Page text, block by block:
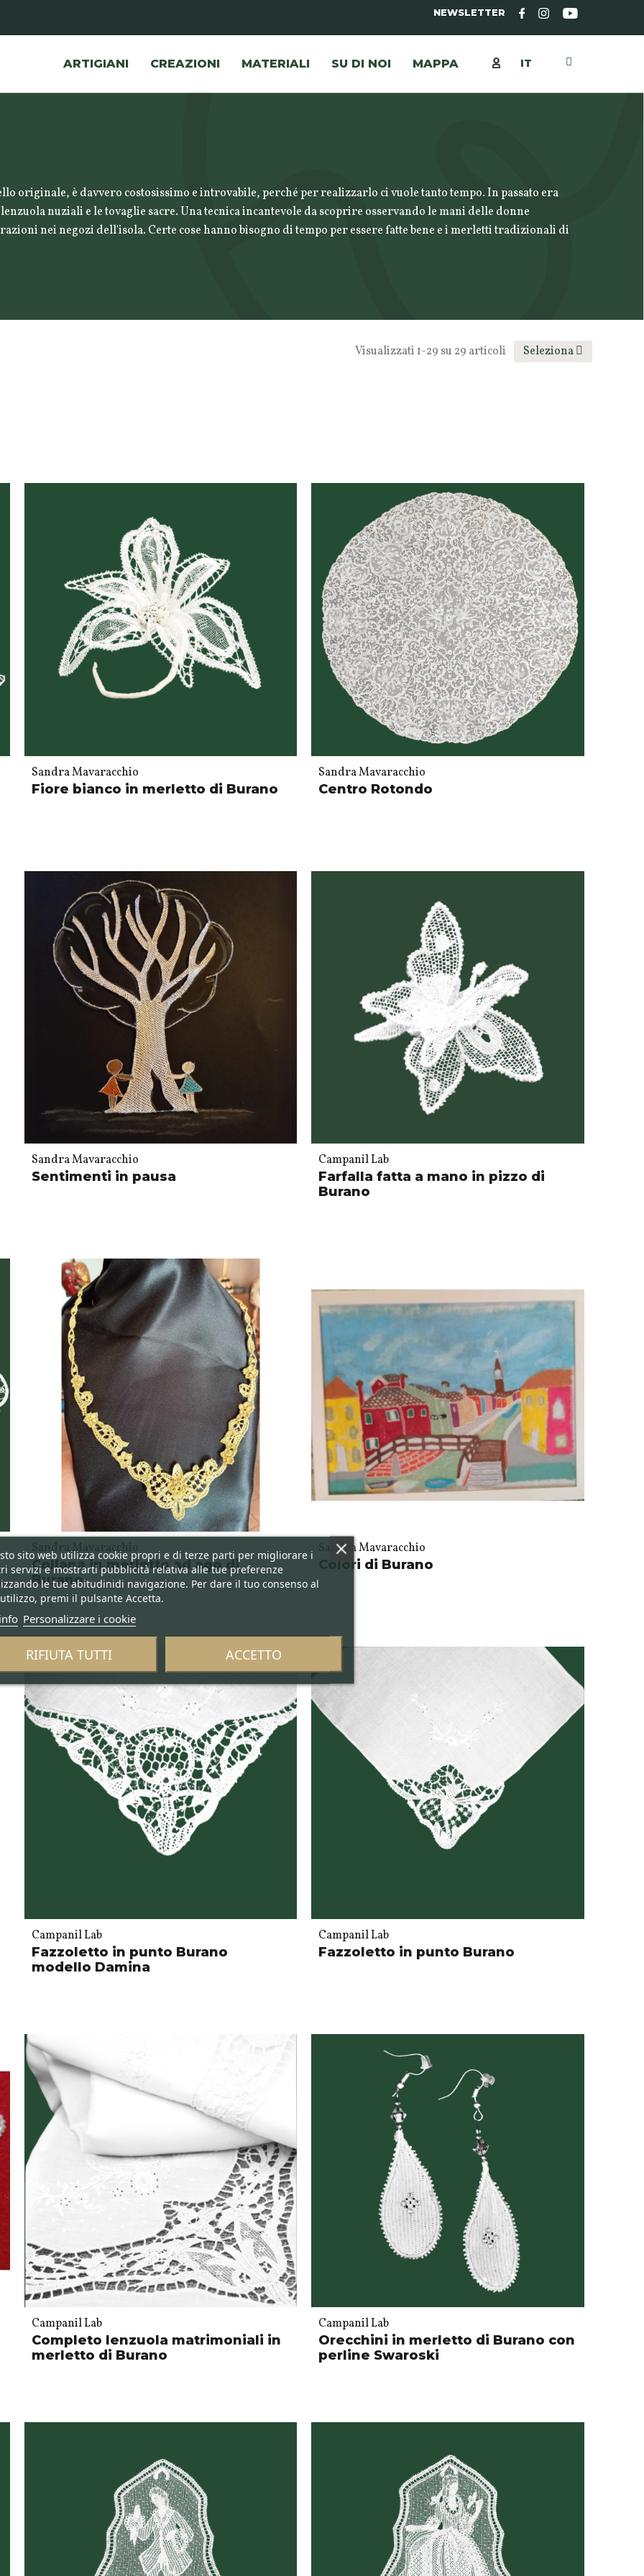
NEWSLETTER
ARTIGIANI CREAZIONI MATERIALI SU DI NOI MAPPA IT
originale, è davvero costosissimo e introvabile, perché per realizzarlo ci vuole tanto tempo. In passato era
nuziali e le tovaglie sacre. Una tecnica incantevole da scoprire osservando le mani delle donne
nei negozi dell'isola. Certe cose hanno bisogno di tempo per essere fatte bene e i merletti tradizionali di
Visualizzati 1-29 su 29 articoli Seleziona
Sandra Mavaracchio
Fiore bianco in merletto di Burano
Sandra Mavaracchio
Centro Rotondo
Sandra Mavaracchio
Sentimenti in pausa
Campanil Lab
Farfalla fatta a mano in pizzo di
Burano
Sandra Mavaracchio
Collana in merletto ad ago di
Burano
Sandra Mavaracchio
Colori di Burano
Campanil Lab
Fazzoletto in punto Burano
modello Damina
Campanil Lab
Fazzoletto in punto Burano
Campanil Lab
Completo lenzuola matrimoniali in
merletto di Burano
Campanil Lab
Orecchini in merletto di Burano con
perline Swaroski
sito web utilizza cookie propri e di terze parti per migliorare i
servizi e mostrarti pubblicità relativa alle tue preferenze
le tue abitudinidi navigazione. Per dare il tuo consenso al
premi il pulsante Accetta.
Personalizzare i cookie
RIFIUTA TUTTI ACCETTO